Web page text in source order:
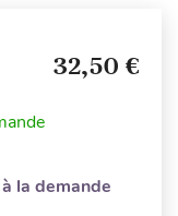
32,50 €
la demande